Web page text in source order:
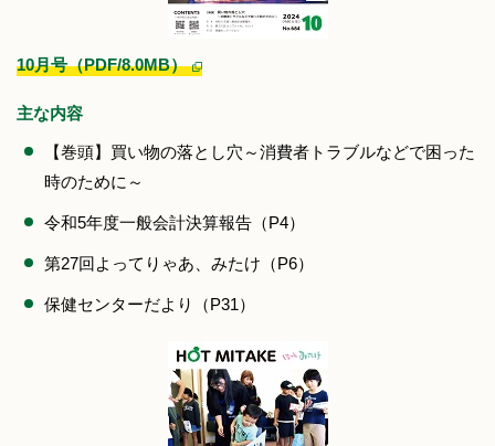
10月号（PDF/8.0MB）
主な内容
【巻頭】買い物の落とし穴～消費者トラブルなどで困った
時のために～
令和5年度一般会計決算報告（P4）
第27回よってりゃあ、みたけ（P6）
保健センターだより（P31）